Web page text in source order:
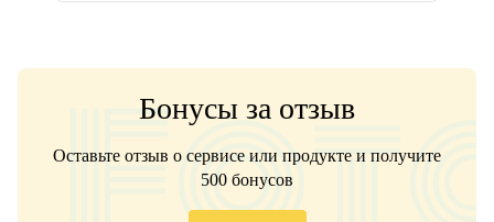
Бонусы за отзыв
Оставьте отзыв о сервисе или продукте и получите
500 бонусов